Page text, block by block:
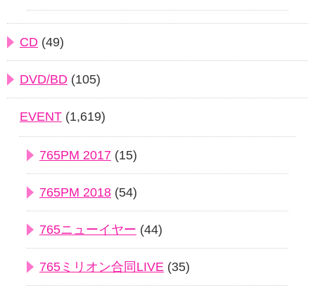
CD (49)
DVD/BD (105)
EVENT (1,619)
765PM 2017 (15)
765PM 2018 (54)
765ニューイヤー (44)
765ミリオン合同LIVE (35)